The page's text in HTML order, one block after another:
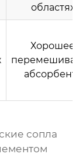
областях
Хорошее
сопла